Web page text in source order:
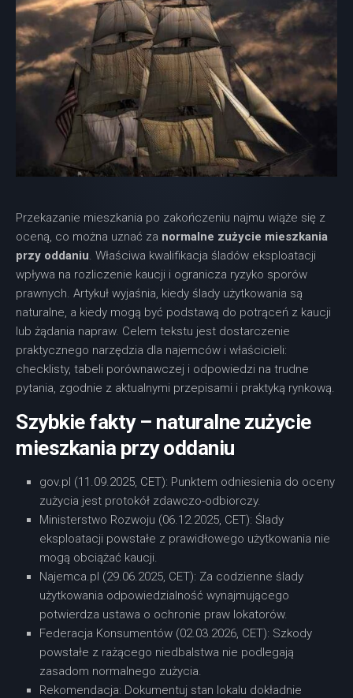
Przekazanie mieszkania po zakończeniu najmu wiąże się z
oceną, co można uznać za normalne zużycie mieszkania
przy oddaniu. Właściwa kwalifikacja śladów eksploatacji
wpływa na rozliczenie kaucji i ogranicza ryzyko sporów
prawnych. Artykuł wyjaśnia, kiedy ślady użytkowania są
naturalne, a kiedy mogą być podstawą do potrąceń z kaucji
lub żądania napraw. Celem tekstu jest dostarczenie
praktycznego narzędzia dla najemców i właścicieli:
checklisty, tabeli porównawczej i odpowiedzi na trudne
pytania, zgodnie z aktualnymi przepisami i praktyką rynkową.
Szybkie fakty – naturalne zużycie
mieszkania przy oddaniu
gov.pl (11.09.2025, CET): Punktem odniesienia do oceny
zużycia jest protokół zdawczo-odbiorczy.
Ministerstwo Rozwoju (06.12.2025, CET): Ślady
eksploatacji powstałe z prawidłowego użytkowania nie
mogą obciążać kaucji.
Najemca.pl (29.06.2025, CET): Za codzienne ślady
użytkowania odpowiedzialność wynajmującego
potwierdza ustawa o ochronie praw lokatorów.
Federacja Konsumentów (02.03.2026, CET): Szkody
powstałe z rażącego niedbalstwa nie podlegają
zasadom normalnego zużycia.
Rekomendacja: Dokumentuj stan lokalu dokładnie